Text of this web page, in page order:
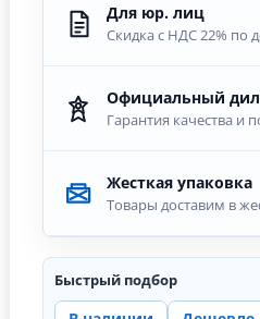
Для юр. лиц
Скидка с НДС 22% по
Официальный
Гарантия качества и
Жесткая упаковка
Товары доставим в
Быстрый подбор